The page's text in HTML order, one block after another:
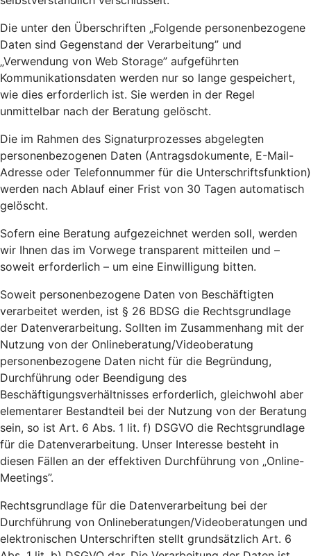
Die unter den Überschriften „Folgende personenbezogene
Daten sind Gegenstand der Verarbeitung” und
„Verwendung von Web Storage” aufgeführten
Kommunikationsdaten werden nur so lange gespeichert,
wie dies erforderlich ist. Sie werden in der Regel
unmittelbar nach der Beratung gelöscht.
Die im Rahmen des Signaturprozesses abgelegten
personenbezogenen Daten (Antragsdokumente, E-Mail-
Adresse oder Telefonnummer für die Unterschriftsfunktion)
werden nach Ablauf einer Frist von 30 Tagen automatisch
gelöscht.
Sofern eine Beratung aufgezeichnet werden soll, werden
wir Ihnen das im Vorwege transparent mitteilen und –
soweit erforderlich – um eine Einwilligung bitten.
Soweit personenbezogene Daten von Beschäftigten
verarbeitet werden, ist § 26 BDSG die Rechtsgrundlage
der Datenverarbeitung. Sollten im Zusammenhang mit der
Nutzung von der Onlineberatung/Videoberatung
personenbezogene Daten nicht für die Begründung,
Durchführung oder Beendigung des
Beschäftigungsverhältnisses erforderlich, gleichwohl aber
elementarer Bestandteil bei der Nutzung von der Beratung
sein, so ist Art. 6 Abs. 1 lit. f) DSGVO die Rechtsgrundlage
für die Datenverarbeitung. Unser Interesse besteht in
diesen Fällen an der effektiven Durchführung von „Online-
Meetings”.
Rechtsgrundlage für die Datenverarbeitung bei der
Durchführung von Onlineberatungen/Videoberatungen und
elektronischen Unterschriften stellt grundsätzlich Art. 6